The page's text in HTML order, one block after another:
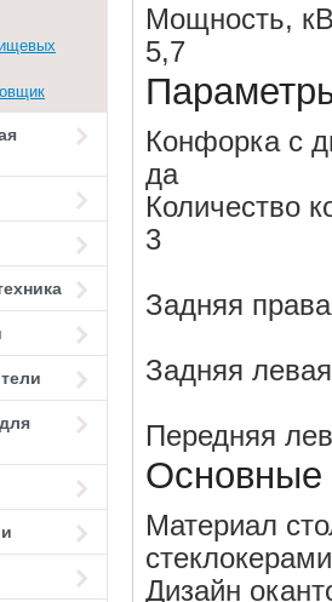
Мощность,
5,7
Конфорка с
да
Количество
3
Задняя
Задняя
Передняя
Основные
Материал
Дизайн